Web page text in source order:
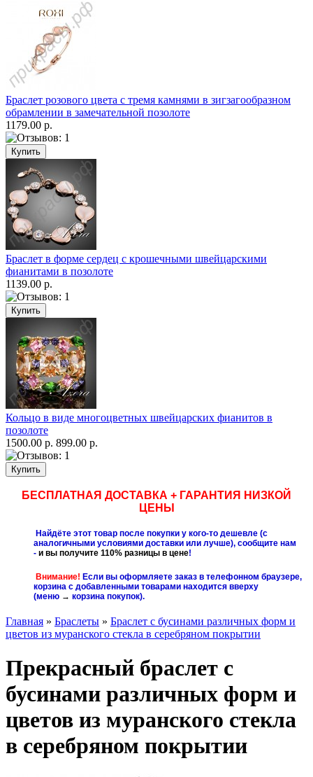
Браслет розового цвета с тремя камнями в зигзагообразном
обрамлении в замечательной позолоте
1179.00 р.
Браслет в форме сердец с крошечными швейцарскими
фианитами в позолоте
1139.00 р.
Кольцо в виде многоцветных швейцарских фианитов в
позолоте
1500.00 р. 899.00 р.
БЕСПЛАТНАЯ ДОСТАВКА + ГАРАНТИЯ НИЗКОЙ
ЦЕНЫ
Найдёте этот товар после покупки у кого-то дешевле (с
аналогичными условиями доставки или лучше), сообщите нам
- и вы получите 110% разницы в цене!
Внимание! Если вы оформляете заказ в телефонном браузере,
корзина с добавленными товарами находится вверху
(меню → корзина покупок).
Главная » Браслеты » Браслет с бусинами различных форм и
цветов из муранского стекла в серебряном покрытии
Прекрасный браслет с
бусинами различных форм и
цветов из муранского стекла
в серебряном покрытии